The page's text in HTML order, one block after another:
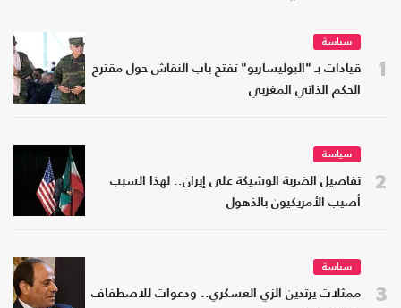
1
سياسة
قيادات بـ "البوليساريو" تفتح باب النقاش حول مقترح
الحكم الذاتي المغربي
2
سياسة
تفاصيل الضربة الوشيكة على إيران.. لهذا السبب
أصيب الأمريكيون بالذهول
3
سياسة
ممثلات يرتدين الزي العسكري.. ودعوات للاصطفاف